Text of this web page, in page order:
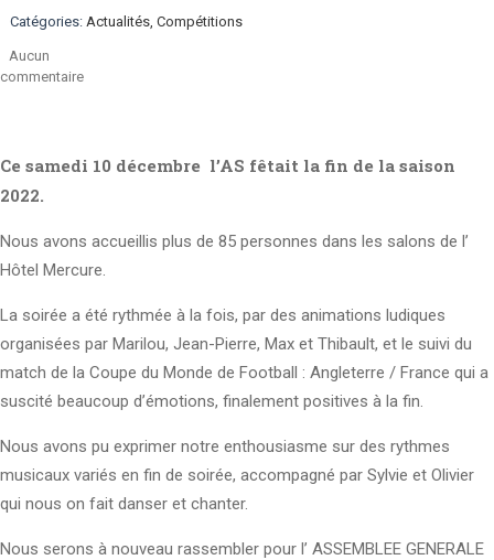
Catégories: Actualités, Compétitions
Aucun
commentaire
Ce samedi 10 décembre l’AS fêtait la fin de la saison
2022.
Nous avons accueillis plus de 85 personnes dans les salons de l’
Hôtel Mercure.
La soirée a été rythmée à la fois, par des animations ludiques
organisées par Marilou, Jean-Pierre, Max et Thibault, et le suivi du
match de la Coupe du Monde de Football : Angleterre / France qui a
suscité beaucoup d’émotions, finalement positives à la fin.
Nous avons pu exprimer notre enthousiasme sur des rythmes
musicaux variés en fin de soirée, accompagné par Sylvie et Olivier
qui nous on fait danser et chanter.
Nous serons à nouveau rassembler pour l’ ASSEMBLEE GENERALE